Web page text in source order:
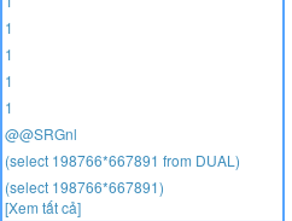
1
1
1
1
@@SRGnl
(select 198766*667891 from DUAL)
(select 198766*667891)
[Xem tất cả]